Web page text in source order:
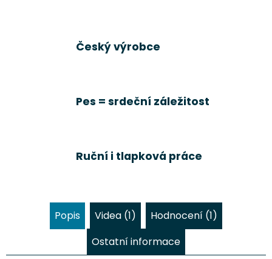
Český výrobce
Pes = srdeční záležitost
Ruční i tlapková práce
Popis Videa (1)
Hodnocení (1)
Ostatní informace